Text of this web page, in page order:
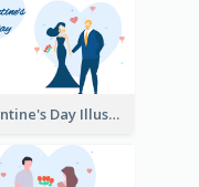
Valentine's Day Illustration